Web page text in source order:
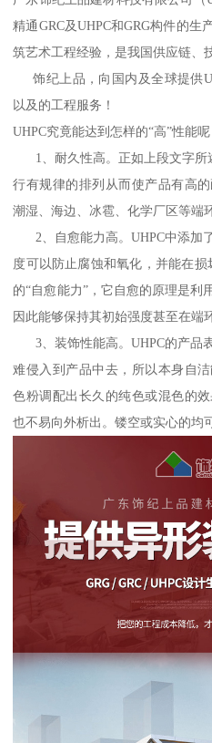
精通GRC及UHPC和GRG构件的
筑艺术工程经验，是我国供应链、
饰纪上品，向国内及全球提供
以及的工程服务！
UHPC究竟能达到怎样的“高”性能呢
1、耐久性高。正如上段文字所
行有规律的排列从而使产品有高
潮湿、海边、冰雹、化学厂区等端
2、自愈能力高。UHPC中添加
度可以防止腐蚀和氧化，并能在损
的“自愈能力”，它自愈的原理是利
因此能够保持其初始强度甚至在端
3、装饰性能高。UHPC的产品
难侵入到产品中去，所以本身自
色粉调配出长久的纯色或混色的
也不易向外析出。镂空或实心的均